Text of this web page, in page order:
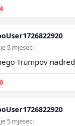
4
5 mjeseci
Trumpov
0
5 mjeseci